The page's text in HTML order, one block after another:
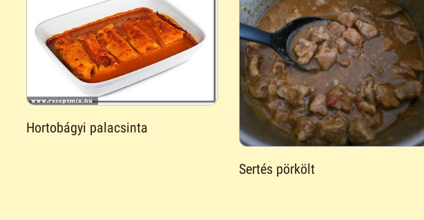
Hortobágyi palacsinta
Sertés pörkölt